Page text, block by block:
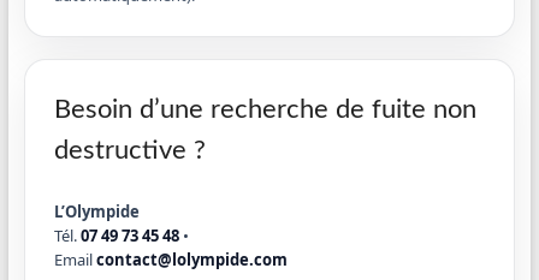
Besoin d’une recherche de fuite non
destructive ?
L’Olympide
Tél.07 49 73 45 48•
Emailcontact@lolympide.com